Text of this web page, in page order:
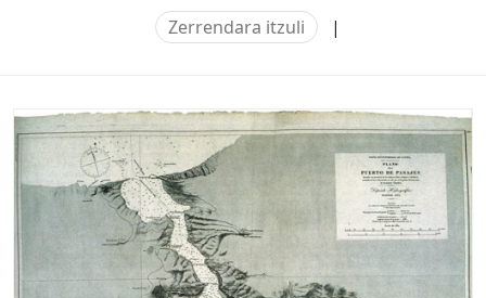
Zerrendara itzuli |